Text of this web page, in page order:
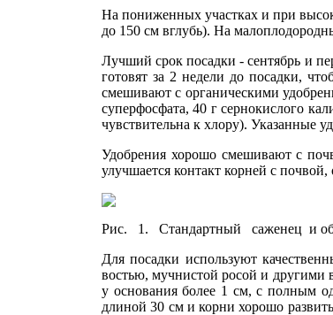
На пониженных участках и при
до 150 см вглубь). На
Лучший срок посадки - сентябрь и
готовят за 2 недели до посадки,
смешивают с органическими
суперфосфата, 40 г сернокислого
чувствительна к хлору). Указанные
Удобрения хорошо смешивают с
улучшается контакт корней с
Рис. 1. Стандартный саженец и
Для посадки используют
востью, мучнистой росой и другими
у основания более 1 см, с полным
длиной 30 см и корни хорошо